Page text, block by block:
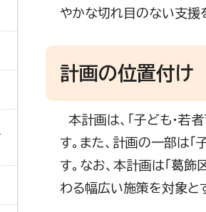
やかな切れ目のない支援
計画の位置付け
本計画は、「子ども・若
す。また、計画の一部は
す。なお、本計画は「葛
わる幅広い施策を対象と